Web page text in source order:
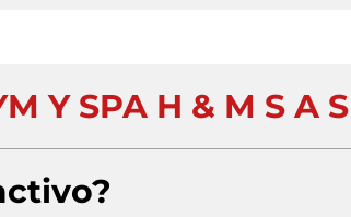
Y SPA H & M S A S